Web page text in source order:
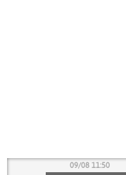
09/08 11:50